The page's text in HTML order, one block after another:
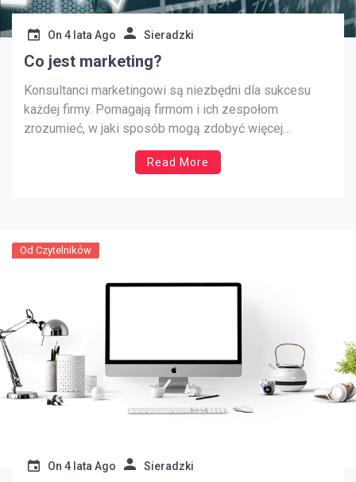
On 4 lata Ago Sieradzki
Co jest marketing?
Konsultanci marketingowi są niezbędni dla sukcesu
każdej firmy. Pomagają firmom i ich zespołom
zrozumieć, w jaki sposób mogą zdobyć więcej
klientów, zwiększyć konwersje i poprawić ogólną
skuteczność marketingu. Konsultant marketingowy
Facebooku […]
Read More
Od Czytelników
On 4 lata Ago Sieradzki